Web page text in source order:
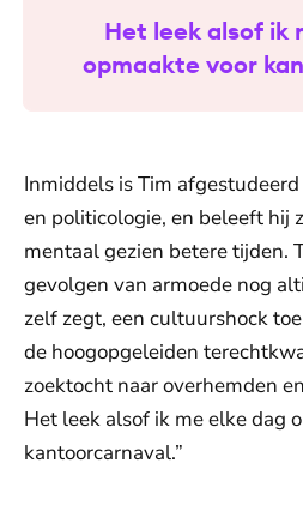
Het leek alsof ik
opmaakte voor
Inmiddels is Tim
en politicologie, en beleeft hij
mentaal gezien betere tijden.
gevolgen van armoede nog
zelf zegt, een cultuurshock
de hoogopgeleiden
zoektocht naar overhemden
Het leek alsof ik me elke dag
kantoorcarnaval.”